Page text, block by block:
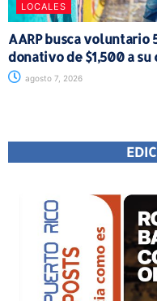
LOCALES
AARP busca
donativo de $1,500 a
agosto 7, 2026